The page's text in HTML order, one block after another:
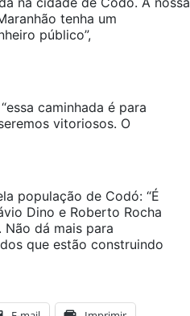
tenha um
público”,
caminhada é para
vitoriosos. O
população de Codó: “É
Dino e Roberto Rocha
dá mais para
que estão construindo